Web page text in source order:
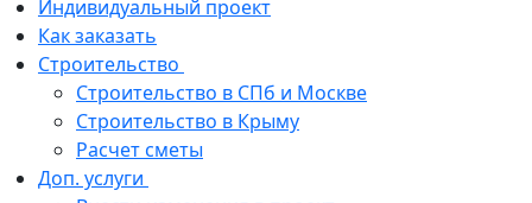
Индивидуальный проект
Как заказать
Строительство
Строительство в СПб и Москве
Строительство в Крыму
Расчет сметы
Доп. услуги